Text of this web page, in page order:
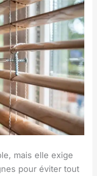
mais elle exige
pour éviter tout